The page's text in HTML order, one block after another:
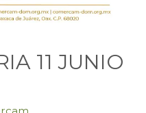
11 JUNIO